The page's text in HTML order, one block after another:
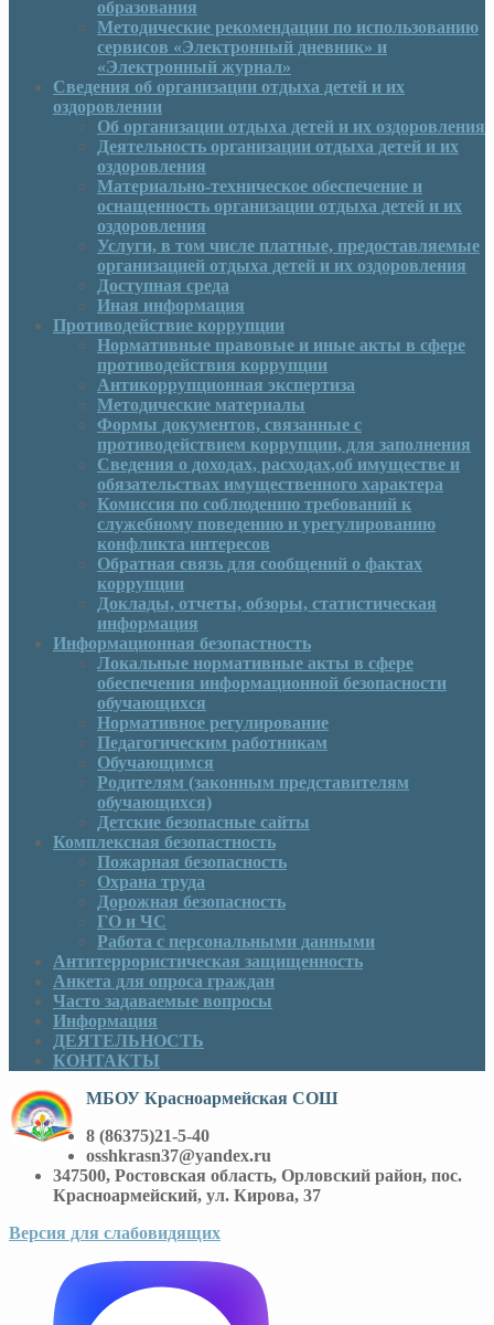
образования
Методические рекомендации по использованию
сервисов «Электронный дневник» и
«Электронный журнал»
Сведения об организации отдыха детей и их
оздоровлении
Об организации отдыха детей и их оздоровления
Деятельность организации отдыха детей и их
оздоровления
Материально-техническое обеспечение и
оснащенность организации отдыха детей и их
оздоровления
Услуги, в том числе платные, предоставляемые
организацией отдыха детей и их оздоровления
Доступная среда
Иная информация
Противодействие коррупции
Нормативные правовые и иные акты в сфере
противодействия коррупции
Антикоррупционная экспертиза
Методические материалы
Формы документов, связанные с
противодействием коррупции, для заполнения
Сведения о доходах, расходах,об имуществе и
обязательствах имущественного характера
Комиссия по соблюдению требований к
служебному поведению и урегулированию
конфликта интересов
Обратная связь для сообщений о фактах
коррупции
Доклады, отчеты, обзоры, статистическая
информация
Информационная безопастность
Локальные нормативные акты в сфере
обеспечения информационной безопасности
обучающихся
Нормативное регулирование
Педагогическим работникам
Обучающимся
Родителям (законным представителям
обучающихся)
Детские безопасные сайты
Комплексная безопастность
Пожарная безопасность
Охрана труда
Дорожная безопасность
ГО и ЧС
Работа с персональными данными
Антитеррористическая защищенность
Анкета для опроса граждан
Часто задаваемые вопросы
Информация
ДЕЯТЕЛЬНОСТЬ
КОНТАКТЫ
МБОУ Красноармейская СОШ
8 (86375)21-5-40
osshkrasn37@yandex.ru
347500, Ростовская область, Орловский район, пос.
Красноармейский, ул. Кирова, 37
Версия для слабовидящих